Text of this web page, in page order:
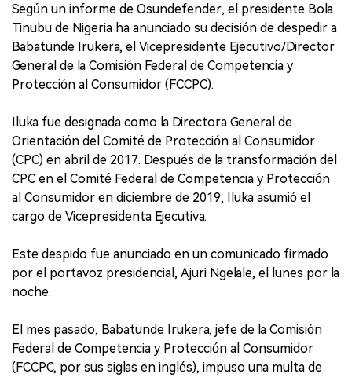
Según un informe de Osundefender, el presidente Bola
Tinubu de Nigeria ha anunciado su decisión de despedir a
Babatunde Irukera, el Vicepresidente Ejecutivo/Director
General de la Comisión Federal de Competencia y
Protección al Consumidor (FCCPC).
Iluka fue designada como la Directora General de
Orientación del Comité de Protección al Consumidor
(CPC) en abril de 2017. Después de la transformación del
CPC en el Comité Federal de Competencia y Protección
al Consumidor en diciembre de 2019, Iluka asumió el
cargo de Vicepresidenta Ejecutiva.
Este despido fue anunciado en un comunicado firmado
por el portavoz presidencial, Ajuri Ngelale, el lunes por la
noche.
El mes pasado, Babatunde Irukera, jefe de la Comisión
Federal de Competencia y Protección al Consumidor
(FCCPC, por sus siglas en inglés), impuso una multa de